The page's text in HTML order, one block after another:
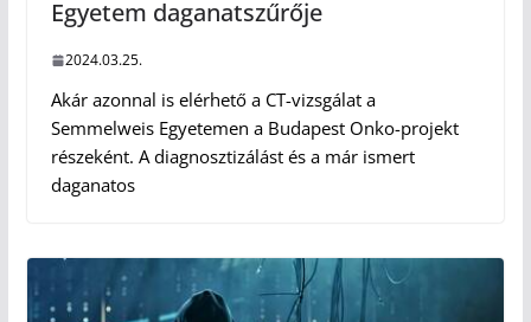
Egyetem daganatszűrője
2024.03.25.
Akár azonnal is elérhető a CT-vizsgálat a
Semmelweis Egyetemen a Budapest Onko-projekt
részeként. A diagnosztizálást és a már ismert
daganatos